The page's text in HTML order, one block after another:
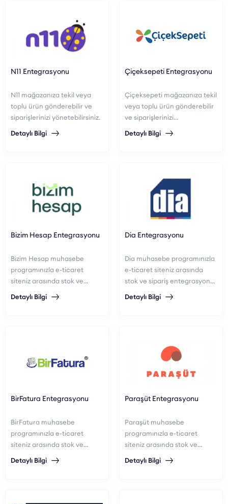
N11 Entegrasyonu
N11 mağazanıza tekil veya
toplu ürün gönderebilir ve
siparişlerinizi yönetebilirsiniz.
Detaylı Bilgi
Çiçeksepeti Entegrasyonu
Çiçeksepeti mağazanıza tekil
veya toplu ürün gönderebilir
ve siparişlerinizi
Detaylı Bilgi
Bizim Hesap Entegrasyonu
Bizim Hesap muhasebe
programınızla e-ticaret
siteniz arasında stok ve
sağlayabilirsiniz.
Detaylı Bilgi
Dia Entegrasyonu
Dia muhasebe programınızla
e-ticaret siteniz arasında
stok ve sipariş entegrasyonu
Detaylı Bilgi
BirFatura Entegrasyonu
BirFatura muhasebe
programınızla e-ticaret
siteniz arasında stok ve
sağlayabilirsiniz.
Detaylı Bilgi
Paraşüt Entegrasyonu
Paraşüt muhasebe
programınızla e-ticaret
siteniz arasında stok ve
sağlayabilirsiniz.
Detaylı Bilgi